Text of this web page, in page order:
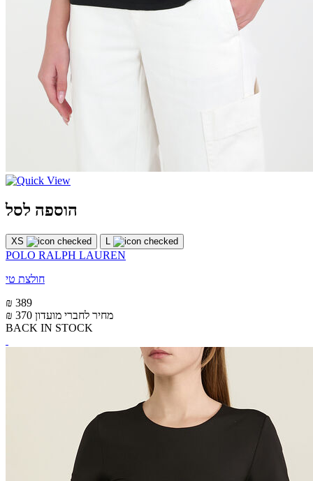
הוספה לסל
XS L
POLO RALPH LAUREN
חולצת טי
₪ 389
₪ 370 מחיר לחברי מועדון
BACK IN STOCK